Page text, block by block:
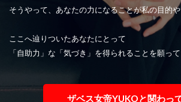
そうやって、あなたの力になることが私の目的や
ここへ辿りついたあなたにとって
「自助力」な「気づき」を得られることを願って
ザベス女帝YUKOと関わっ